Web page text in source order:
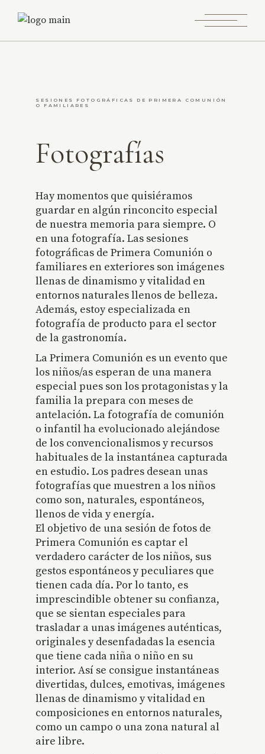
SESIONES FOTOGRÁFICAS DE PRIMERA COMUNIÓN
O FAMILIARES
Fotografías
Hay momentos que quisiéramos
guardar en algún rinconcito especial
de nuestra memoria para siempre. O
en una fotografía. Las sesiones
fotográficas de Primera Comunión o
familiares en exteriores son imágenes
llenas de dinamismo y vitalidad en
entornos naturales llenos de belleza.
Además, estoy especializada en
fotografía de producto para el sector
de la gastronomía.
La Primera Comunión es un evento que
los niños/as esperan de una manera
especial pues son los protagonistas y la
familia la prepara con meses de
antelación. Lafotografía de comunión
o infantil ha evolucionado alejándose
de los convencionalismos y recursos
habituales de la instantánea capturada
en estudio. Los padres desean unas
fotografías que muestren a los niños
como son, naturales, espontáneos,
llenos de vida y energía.
El objetivo de una sesión de fotos de
Primera Comunión es captar el
verdadero carácter de los niños, sus
gestos espontáneos y peculiares que
tienen cada día. Por lo tanto, es
imprescindible obtener su confianza,
que se sientan especiales para
trasladar a unas imágenes auténticas,
originales y desenfadadas la esencia
que tiene cada niña o niño en su
interior. Así se consigue instantáneas
divertidas, dulces, emotivas, imágenes
llenas de dinamismo y vitalidad en
composiciones en entornos naturales,
como un campo o una zona natural al
aire libre.